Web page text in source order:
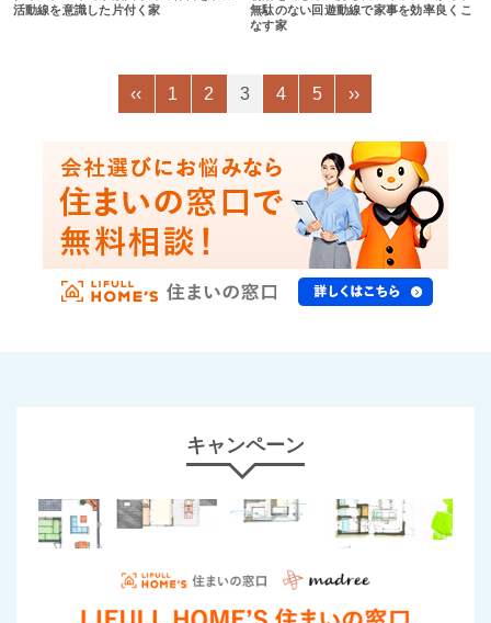
活動線を意識した片付く家
無駄のない回遊動線で家事を効率良くこ
なす家
‹‹ 1 2 3 4 5 ››
キャンペーン